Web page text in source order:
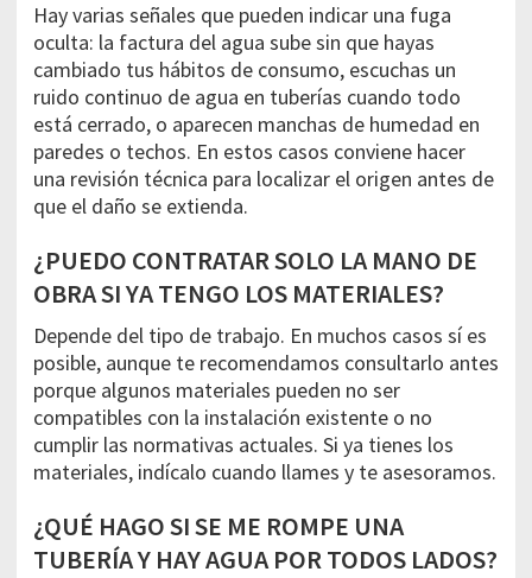
Hay varias señales que pueden indicar una fuga
oculta: la factura del agua sube sin que hayas
cambiado tus hábitos de consumo, escuchas un
ruido continuo de agua en tuberías cuando todo
está cerrado, o aparecen manchas de humedad en
paredes o techos. En estos casos conviene hacer
una revisión técnica para localizar el origen antes de
que el daño se extienda.
¿PUEDO CONTRATAR SOLO LA MANO DE
OBRA SI YA TENGO LOS MATERIALES?
Depende del tipo de trabajo. En muchos casos sí es
posible, aunque te recomendamos consultarlo antes
porque algunos materiales pueden no ser
compatibles con la instalación existente o no
cumplir las normativas actuales. Si ya tienes los
materiales, indícalo cuando llames y te asesoramos.
¿QUÉ HAGO SI SE ME ROMPE UNA
TUBERÍA Y HAY AGUA POR TODOS LADOS?